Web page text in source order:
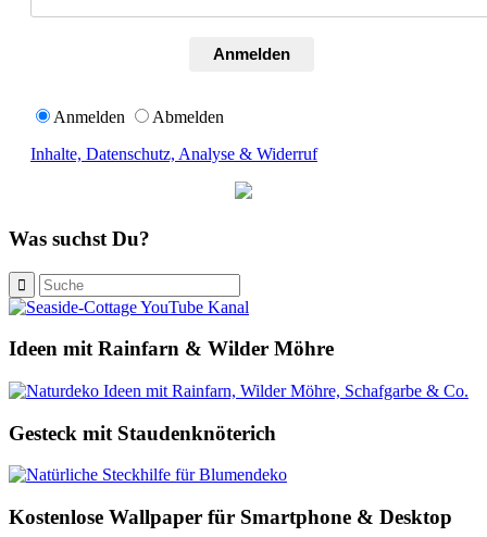
Anmelden
Anmelden
Abmelden
Inhalte, Datenschutz, Analyse & Widerruf
Was suchst Du?
Ideen mit Rainfarn & Wilder Möhre
Gesteck mit Staudenknöterich
Kostenlose Wallpaper für Smartphone & Desktop